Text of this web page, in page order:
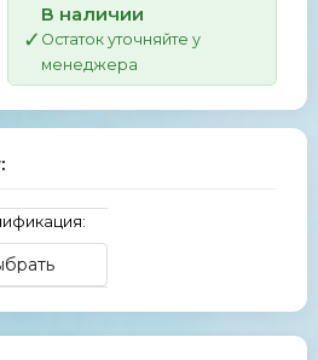
В наличии
Остаток уточняйте у
менеджера